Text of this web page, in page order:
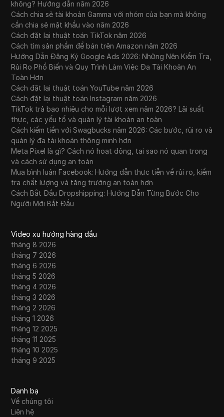
không? Hướng dẫn năm 2026
Cách chia sẻ tài khoản Gamma với nhóm của bạn mà không
cần chia sẻ mật khẩu vào năm 2026
Cách đặt lại thuật toán TikTok năm 2026
Cách tìm sản phẩm để bán trên Amazon năm 2026
Hướng Dẫn Đăng Ký Google Ads 2026: Những Nên Kiểm Tra,
Rủi Ro Phổ Biến và Quy Trình Làm Việc Đa Tài Khoản An
Toàn Hơn
Cách đặt lại thuật toán YouTube năm 2026
Cách đặt lại thuật toán Instagram năm 2026
TikTok trả bao nhiêu cho mỗi lượt xem năm 2026? Lãi suất
thực, các yếu tố và quản lý tài khoản an toàn
Cách kiếm tiền với Swagbucks năm 2026: Các bước, rủi ro và
quản lý đa tài khoản thông minh hơn
Meta Pixel là gì? Cách nó hoạt động, tại sao nó quan trọng
và cách sử dụng an toàn
Mua bình luận Facebook: Hướng dẫn thực tiễn về rủi ro, kiểm
tra chất lượng và tăng trưởng an toàn hơn
Cách Bắt Đầu Dropshipping: Hướng Dẫn Từng Bước Cho
Người Mới Bắt Đầu
Video xu hướng hàng đầu
tháng 8 2026
tháng 7 2026
tháng 6 2026
tháng 5 2026
tháng 4 2026
tháng 3 2026
tháng 2 2026
tháng 1 2026
tháng 12 2025
tháng 11 2025
tháng 10 2025
tháng 9 2025
Danh bạ
Về chúng tôi
Liên hệ